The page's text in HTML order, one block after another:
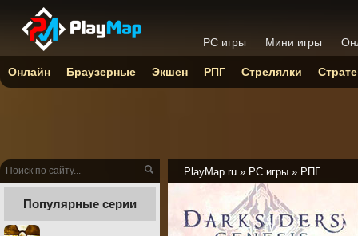
PlayMap.ru » PC игры » РПГ
Популярные серии
PC игры Мини игры
Онлайн Браузерные Экшен РПГ Стрелялки